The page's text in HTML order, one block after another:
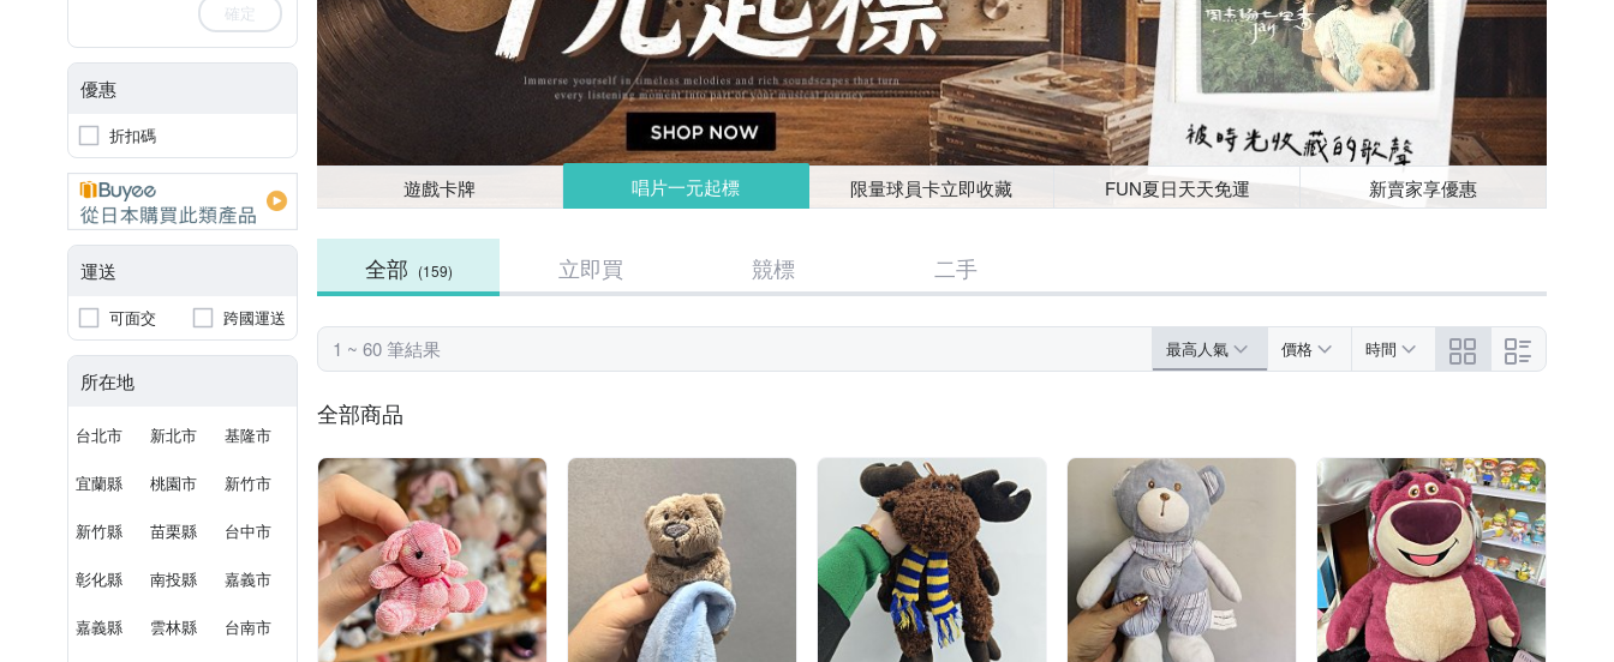
確定
優惠
折扣碼
運送
可面交 跨國運送
所在地
台北市 新北市 基隆市
宜蘭縣 桃園市 新竹市
新竹縣 苗栗縣 台中市
彰化縣 南投縣 嘉義市
嘉義縣 雲林縣 台南市
遊戲卡牌 唱片一元起標 限量球員卡立即收藏 FUN夏日天天免運 新賣家享優惠
全部 (159) 立即買 競標 二手
1 ~ 60 筆結果 最高人氣 價格 時間
全部商品